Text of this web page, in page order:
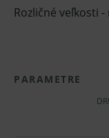
Rozličné veľkosti
• Sof-Lex
plochy výplní
PARAMETRE